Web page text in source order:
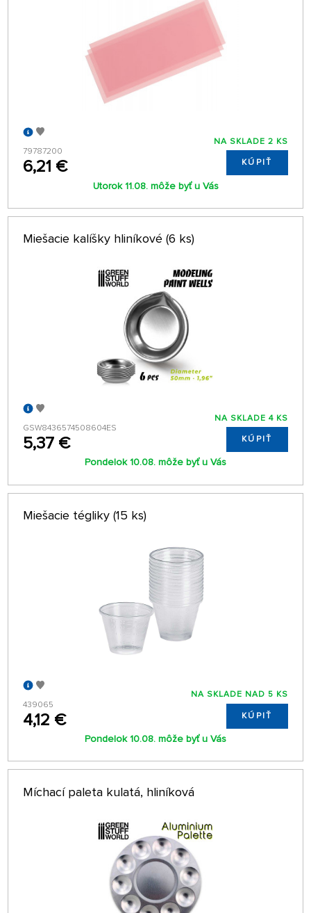
79787200
6,21 €
NA SKLADE 2 KS
KÚPIŤ
Utorok 11.08. môže byť u Vás
Miešacie kalíšky hliníkové (6 ks)
GSW8436574508604ES
5,37 €
NA SKLADE 4 KS
KÚPIŤ
Pondelok 10.08. môže byť u Vás
Miešacie tégliky (15 ks)
439065
4,12 €
NA SKLADE NAD 5 KS
KÚPIŤ
Pondelok 10.08. môže byť u Vás
Míchací paleta kulatá, hliníková